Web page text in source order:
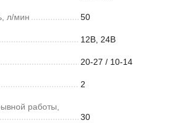
л/мин 50
12В, 24В
20-27 / 10-14
2
работы,
30